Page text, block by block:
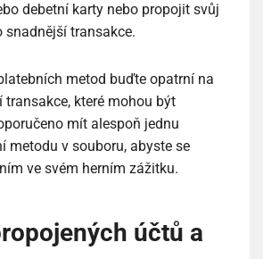
debetní karty nebo propojit svůj
snadnější transakce.
metod buďte opatrní na
transakce, které mohou být
mít alespoň jednu
metodu v souboru, abyste se
ve svém herním zážitku.
účtů a